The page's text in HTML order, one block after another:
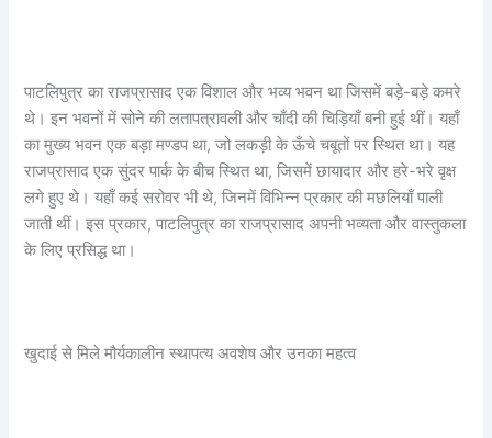
पाटलिपुत्र का राजप्रासाद एक विशाल और भव्य भवन था जिसमें बड़े-बड़े कमरे
थे। इन भवनों में सोने की लतापत्रावली और चाँदी की चिड़ियाँ बनी हुई थीं। यहाँ
का मुख्य भवन एक बड़ा मण्डप था, जो लकड़ी के ऊँचे चबूतों पर स्थित था। यह
राजप्रासाद एक सुंदर पार्क के बीच स्थित था, जिसमें छायादार और हरे-भरे वृक्ष
लगे हुए थे। यहाँ कई सरोवर भी थे, जिनमें विभिन्न प्रकार की मछलियाँ पाली
जाती थीं। इस प्रकार, पाटलिपुत्र का राजप्रासाद अपनी भव्यता और वास्तुकला
के लिए प्रसिद्ध था।
खुदाई से मिले मौर्यकालीन स्थापत्य अवशेष और उनका महत्व